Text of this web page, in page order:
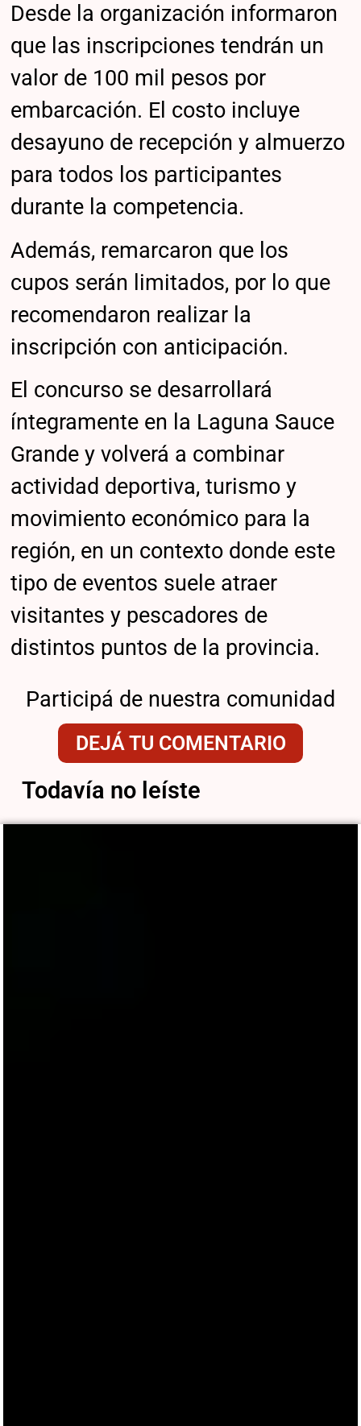
Desde la organización informaron
que las inscripciones tendrán un
valor de 100 mil pesos por
embarcación. El costo incluye
desayuno de recepción y almuerzo
para todos los participantes
durante la competencia.
Además, remarcaron que los
cupos serán limitados, por lo que
recomendaron realizar la
inscripción con anticipación.
El concurso se desarrollará
íntegramente en la Laguna Sauce
Grande y volverá a combinar
actividad deportiva, turismo y
movimiento económico para la
región, en un contexto donde este
tipo de eventos suele atraer
visitantes y pescadores de
distintos puntos de la provincia.
Participá de nuestra comunidad
DEJÁ TU COMENTARIO
Todavía no leíste